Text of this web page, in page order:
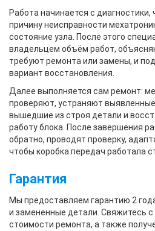
Работа начинается с
причину неисправности
состояние узла. После этого
владельцем объём работ,
требуют ремонта или замены, и
вариант восстановления.
Далее выполняется сам ремонт:
проверяют, устраняют
вышедшие из строя детали и
работу блока. После завершения
обратно, проводят проверку,
чтобы коробка передач работала
Гарантия
Мы предоставляем гарантию 2
и замененные детали. Свяжитесь
стоимости ремонта, а также